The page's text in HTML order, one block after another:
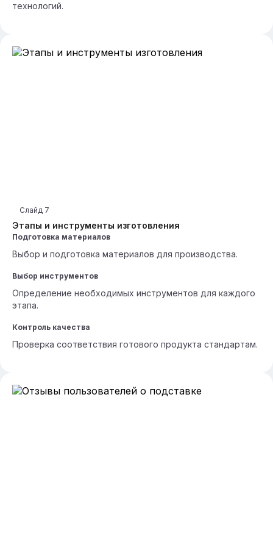
технологий.
Этапы и инструменты изготовления
Слайд 7
Подготовка материалов
Выбор и подготовка материалов для производства.
Выбор инструментов
Определение необходимых инструментов для каждого
этапа.
Контроль качества
Проверка соответствия готового продукта стандартам.